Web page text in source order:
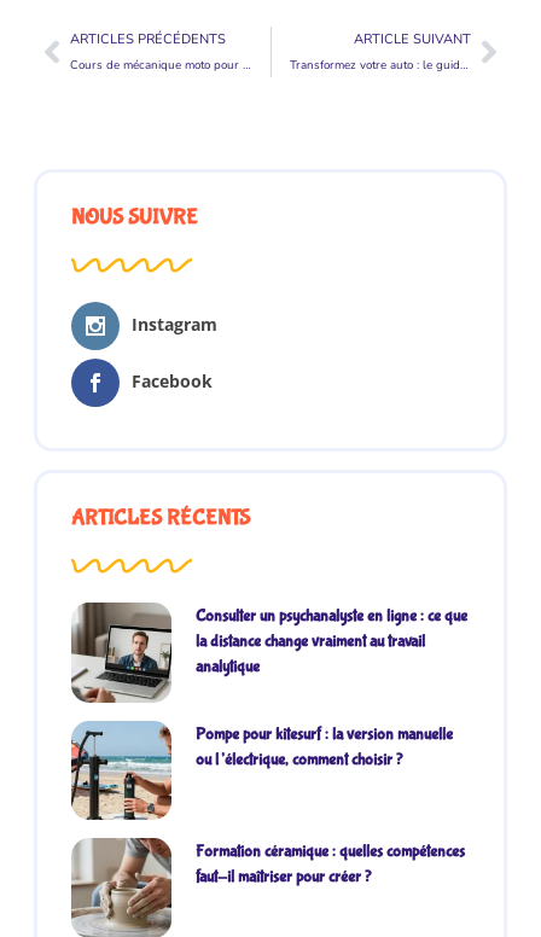
ARTICLES PRÉCÉDENTS
Cours de mécanique moto pour hommes : Comment mieux connaître votre véhicule à deux roues ?
ARTICLE SUIVANT
Transformez votre auto : le guide étape par étape pour la pose de vitres teintées
NOUS SUIVRE
Instagram
Facebook
ARTICLES RÉCENTS
Consulter un psychanalyste en ligne : ce que
la distance change vraiment au travail
analytique
Pompe pour kitesurf : la version manuelle
ou l’électrique, comment choisir ?
Formation céramique : quelles compétences
faut-il maîtriser pour créer ?